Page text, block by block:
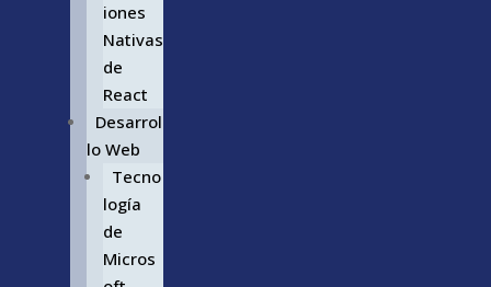
iones
Nativas
de
React
Desarrol
lo Web
Tecno
logía
de
Micros